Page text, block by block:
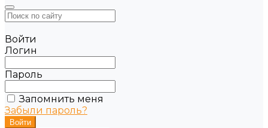
Войти
Логин
Пароль
Запомнить меня
Забыли пароль?